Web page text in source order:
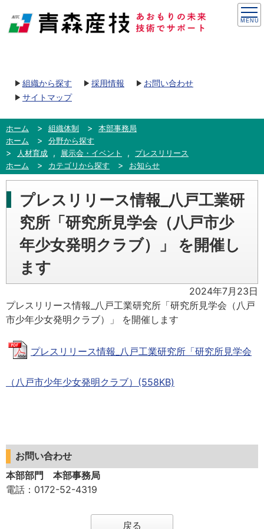
組織から探す 採用情報
お問い合わせ
サイトマップ
ホーム 組織体制
本部事務局
ホーム
分野から探す
人材育成
, 展示会・イベント ,
プレスリリース
ホーム
カテゴリから探す お知らせ
プレスリリース情報_八戸工業研
究所「研究所見学会（八戸市少
年少女発明クラブ）」 を開催し
ます
2024年7月23日
プレスリリース情報_八戸工業研究所「研究所見学会（八戸
市少年少女発明クラブ）」 を開催します
プレスリリース情報_八戸工業研究所「研究所見学会
（八戸市少年少女発明クラブ）(558KB)
お問い合わせ
本部部門 本部事務局
電話 ：0172-52-4319
戻る